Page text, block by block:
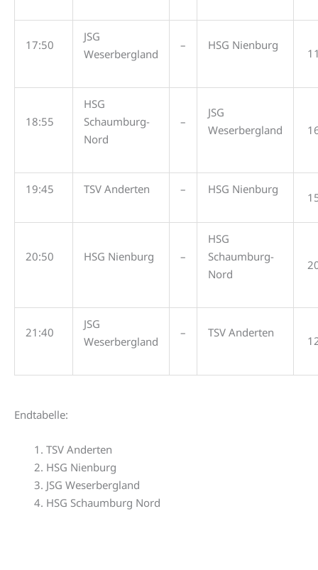
17:50
JSG
Weserbergland
– HSG Nienburg
18:55
HSG
Schaumburg-
Nord
–
JSG
Weserbergland
19:45 TSV Anderten – HSG Nienburg
20:50 HSG Nienburg –
HSG
Schaumburg-
Nord
21:40
JSG
Weserbergland
– TSV Anderten
Endtabelle:
TSV Anderten
HSG Nienburg
JSG Weserbergland
HSG Schaumburg Nord